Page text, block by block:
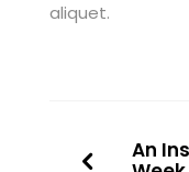
aliquet.
An